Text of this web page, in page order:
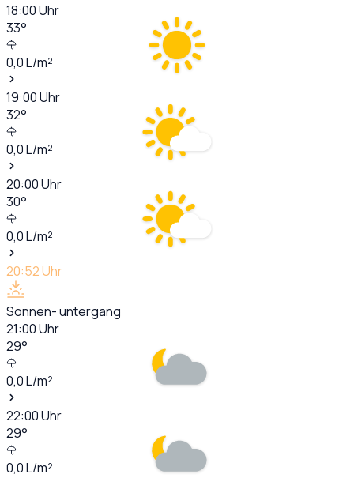
18:00Uhr
33°
0,0L/m²
19:00Uhr
32°
0,0L/m²
20:00Uhr
30°
0,0L/m²
20:52Uhr
Sonnen- untergang
21:00Uhr
29°
0,0L/m²
22:00Uhr
29°
0,0L/m²